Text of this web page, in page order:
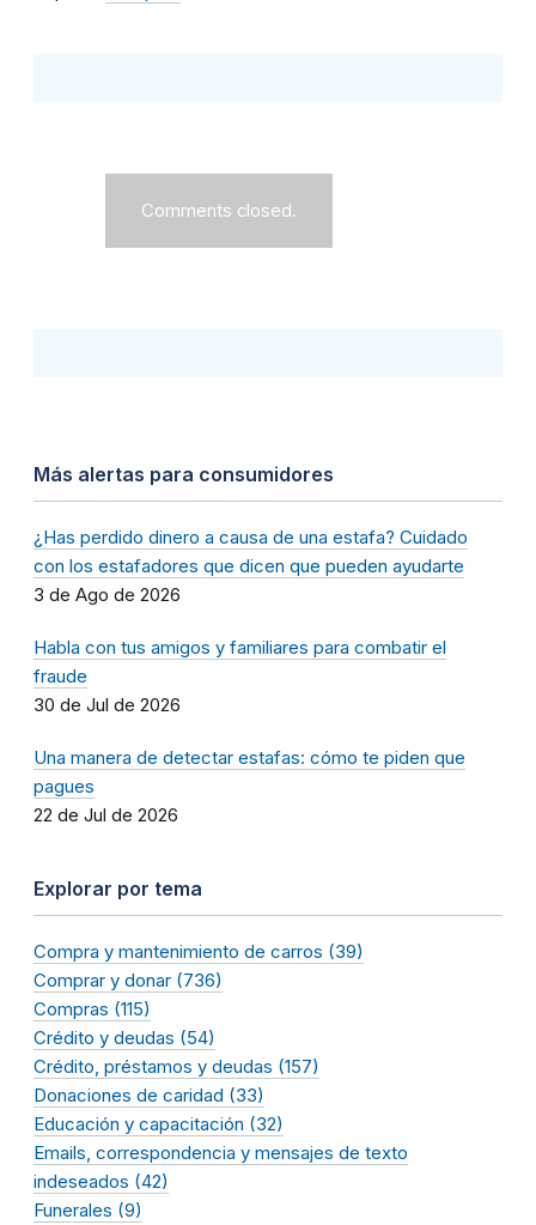
Comments closed.
Más alertas para consumidores
¿Has perdido dinero a causa de una estafa? Cuidado
con los estafadores que dicen que pueden ayudarte
3 de Ago de 2026
Habla con tus amigos y familiares para combatir el
fraude
30 de Jul de 2026
Una manera de detectar estafas: cómo te piden que
pagues
22 de Jul de 2026
Explorar por tema
Compra y mantenimiento de carros (39)
Comprar y donar (736)
Compras (115)
Crédito y deudas (54)
Crédito, préstamos y deudas (157)
Donaciones de caridad (33)
Educación y capacitación (32)
Emails, correspondencia y mensajes de texto
indeseados (42)
Funerales (9)